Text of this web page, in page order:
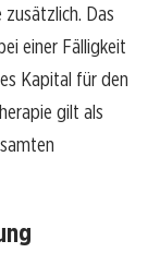
Das
einer Fälligkeit
Kapital für den
gilt als